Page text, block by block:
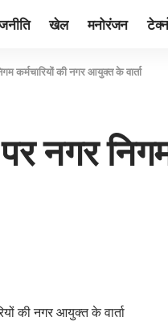
खेल मनोरंजन
कर्मचारियों की नगर आयुक्त के वार्ता
नगर
की नगर आयुक्त के वार्ता